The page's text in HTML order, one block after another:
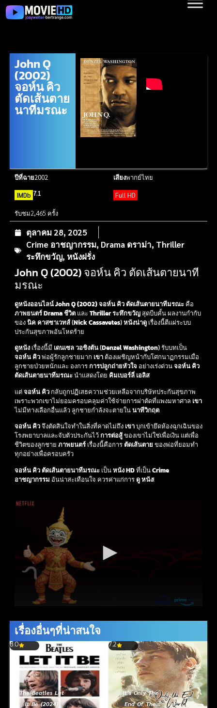
John Q
(2002)
จอห์น คิว
ตัดเส้นตาย
นาทีมรณะ
ปีที่ฉาย2002 เสียงพากย์ไทย
IMDb 7.1 Full HD
รับชม2,465 ครั้ง
ตุลาคม 28, 2025
Crime อาชญากรรม, Drama ดราม่า, Thriller
ระทึกขวัญ, หนังฝรั่ง
John Q (2002) จอห์น คิว ตัดเส้นตายนาที
มรณะ
ดูหนังออนไลน์ John Q (2002) จอห์น คิว ตัดเส้นตายนาทีมรณะ คือ
ภาพยนตร์Drama ชีวิต และ Thriller ระทึกขวัญสุดบีบคั้น ผลงานกำกับ
ของนิค คาสซาเวทส์(Nick Cassavetes)หนังน่าดู เรื่องนี้ตีแผ่ระบบ
ประกันสุขภาพอันโหดร้าย
ดูหนัง เรื่องนี้มี เดนเซล วอชิงตัน(Denzel Washington) รับบทเป็น
จอห์น คิวพ่อผู้รักลูกชายมาก เขา ต้องเผชิญหน้ากับโศกนาฏกรรมเมื่อ
ลูกชายป่วยหนักและ องการการปลูกถ่ายหัวใจ อย่างเร่งด่วนจอห์น คิว
ตัดเส้นตายนาทีมรณะนำแสดงโดย คิมเบอร์ลี่ เอลิส
แต่จอห์น คิว กลับถูกปฏิเสธความช่วยเหลือจากบริษัทประกันสุขภาพ
เพราะพวกเขาไม่ยอมครอบคลุมค่าใช้จ่ายการผ่าตัดที่แพงมหาศาล เขา
ไม่มีทางเลือกอื่นแล้ว ลูกชายกำลังจะตายในนาทีวิกฤต
จอห์น คิวจึงตัดสินใจทำในสิ่งที่คาดไม่ถึง เขาบุกเข้ายึดห้องฉุกเฉินของ
โรงพยาบาลและจับตัวประกันไว้การต่อสู้ของเขาไม่ใช่เพื่อเงิน แต่เพื่อ
ชีวิตของลูกชาย ภาพยนตร์ เรื่องนี้คือการ ตัดเส้นตาย ของพ่อที่ยอมทำ
ทุกอย่างเพื่อครอบครัว
จอห์น คิว ตัดเส้นตายนาทีมรณะ เป็นหนัง HDที่เป็นCrime
อาชญากรรม อันน่าสะเทือนใจ ควรค่าแก่การ ดู หนัง!
เรื่องอื่นๆที่น่าสนใจ
8.0
The Beatles Let
It Be (2024)
7.2
It’s Only The
End Of The